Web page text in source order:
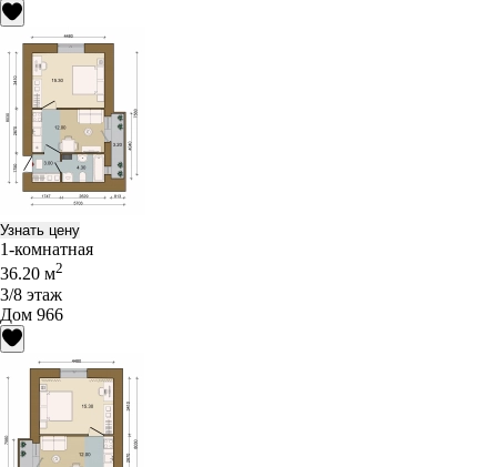
Узнать цену
1-комнатная
36.20 м2
3/8 этаж
Дом 966